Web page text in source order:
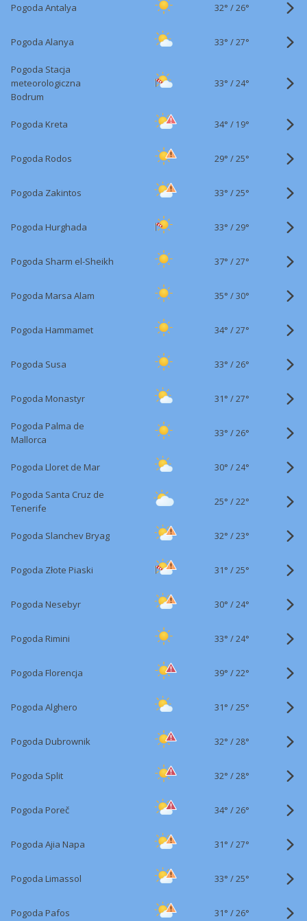
Pogoda Antalya 32° /26°
Pogoda Alanya 33° /27°
Pogoda Stacja
meteorologiczna
Bodrum
33° /24°
Pogoda Kreta 34° / 19°
Pogoda Rodos 29° /25°
Pogoda Zakintos 33° /25°
Pogoda Hurghada 33° /29°
Pogoda Sharm el-Sheikh 37° /27°
Pogoda Marsa Alam 35° /30°
Pogoda Hammamet 34° /27°
Pogoda Susa 33° /26°
Pogoda Monastyr 31° /27°
Pogoda Palma de
Mallorca
33° /26°
Pogoda Lloret de Mar 30° /24°
Pogoda Santa Cruz de
Tenerife
25° /22°
Pogoda Slanchev Bryag 32° /23°
Pogoda Złote Piaski 31° /25°
Pogoda Nesebyr 30° /24°
Pogoda Rimini 33° /24°
Pogoda Florencja 39° /22°
Pogoda Alghero 31° /25°
Pogoda Dubrownik 32° /28°
Pogoda Split 32° /28°
Pogoda Poreč 34° /26°
Pogoda Ajia Napa 31° /27°
Pogoda Limassol 33° /25°
Pogoda Pafos 31° /26°